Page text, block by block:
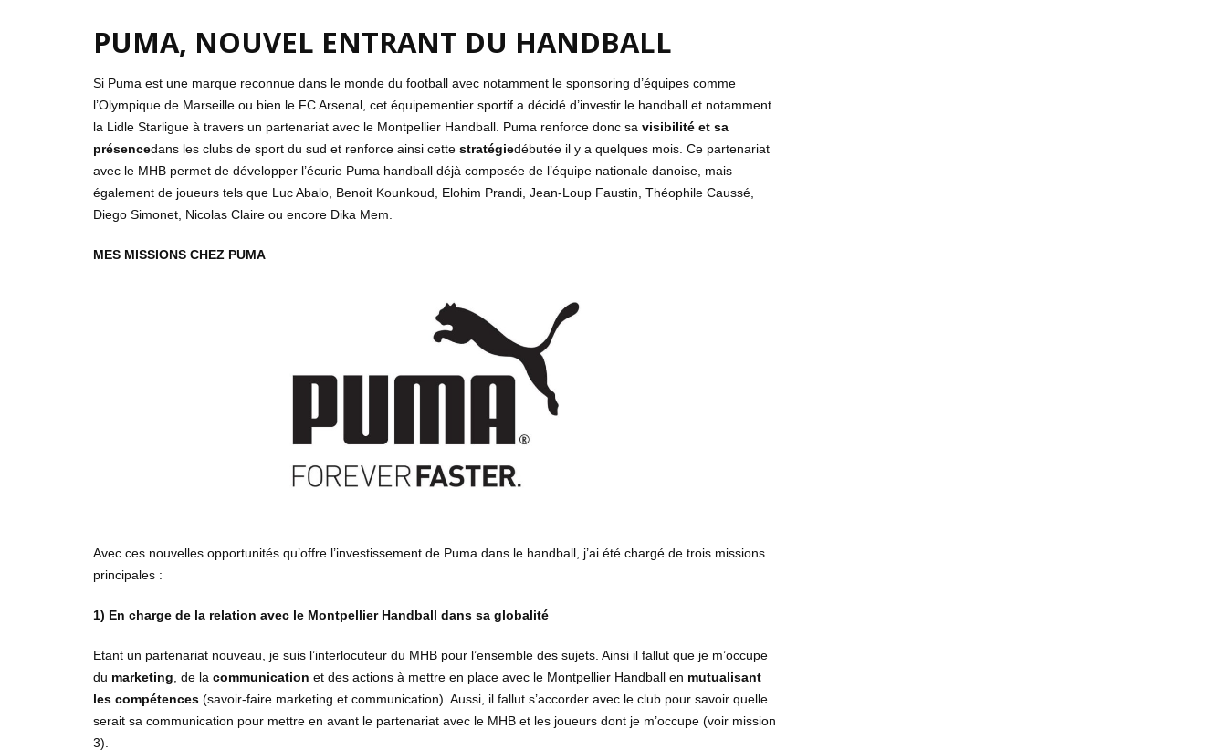
PUMA, NOUVEL ENTRANT DU HANDBALL
Si Puma est une marque reconnue dans le monde du football avec notamment le sponsoring d’équipes comme
l’Olympique de Marseille ou bien le FC Arsenal, cet équipementier sportif a décidé d’investir le handball et notamment
la Lidle Starligue à travers un partenariat avec le Montpellier Handball. Puma renforce donc sa visibilité et sa
présencedans les clubs de sport du sud et renforce ainsi cette stratégiedébutée il y a quelques mois. Ce partenariat
avec le MHB permet de développer l’écurie Puma handball déjà composée de l’équipe nationale danoise, mais
également de joueurs tels que Luc Abalo, Benoit Kounkoud, Elohim Prandi, Jean-Loup Faustin, Théophile Caussé,
Diego Simonet, Nicolas Claire ou encore Dika Mem.
MES MISSIONS CHEZ PUMA
Avec ces nouvelles opportunités qu’offre l’investissement de Puma dans le handball, j’ai été chargé de trois missions
principales :
1) En charge de la relation avec le Montpellier Handball dans sa globalité
Etant un partenariat nouveau, je suis l’interlocuteur du MHB pour l’ensemble des sujets. Ainsi il fallut que je m’occupe
du marketing, de la communication et des actions à mettre en place avec le Montpellier Handball en mutualisant
les compétences (savoir-faire marketing et communication). Aussi, il fallut s’accorder avec le club pour savoir quelle
serait sa communication pour mettre en avant le partenariat avec le MHB et les joueurs dont je m’occupe (voir mission
3).